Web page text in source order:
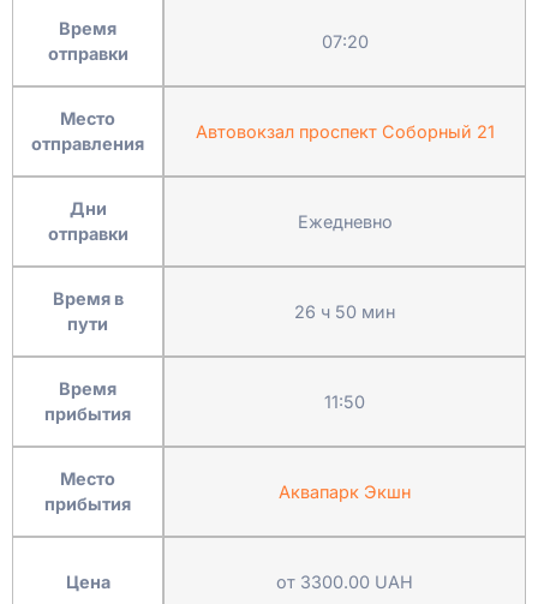
Время
отправки
Место
отправления
Дни
отправки
Время в
пути
Время
прибытия
Место
прибытия
Цена
07:20
Автовокзал проспект Соборный 21
Ежедневно
26 ч 50 мин
11:50
Аквапарк Экшн
от 3300.00 UAH